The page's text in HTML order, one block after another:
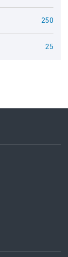
250
25